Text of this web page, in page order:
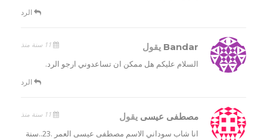
الرد
Bandar يقول
السلام عليكم هل ممكن ان تساعدوني ارجو الرد.
الرد
مصطفى عيسى يقول
انا شاب سوداني اﻻسم مصطفى عيسى العمر .23..سنة